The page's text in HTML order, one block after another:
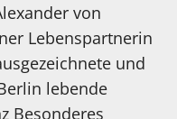
von
Lebenspartnerin
und
lebende
Besonderes